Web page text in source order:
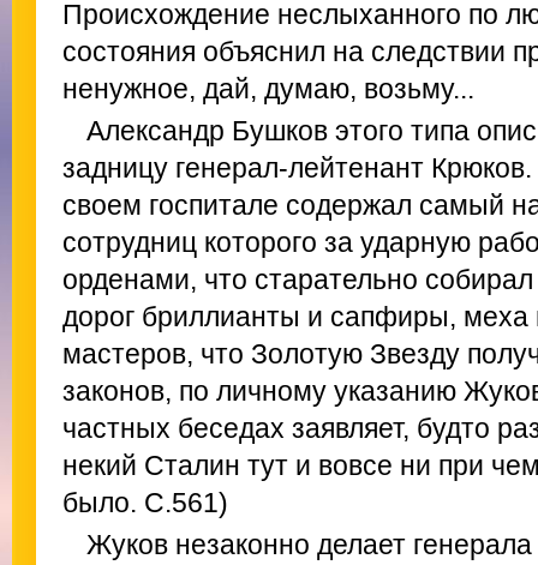
Происхождение неслыханного по
состояния объяснил на следствии
ненужное, дай, думаю, возьму...
Александр Бушков этого типа
задницу генерал-лейтенант
своем госпитале содержал самый
сотрудниц которого за ударную
орденами, что старательно
дорог бриллианты и сапфиры, меха
мастеров, что Золотую Звезду
законов, по личному указанию
частных беседах заявляет, будто
некий Сталин тут и вовсе ни при
было. С.561)
Жуков незаконно делает